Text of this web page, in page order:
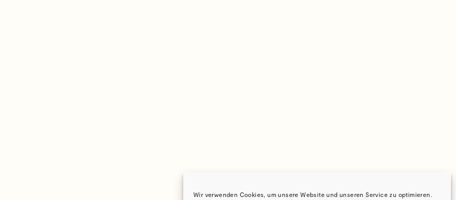
Wir verwenden Cookies, um unsere Website und unseren Service zu optimieren.